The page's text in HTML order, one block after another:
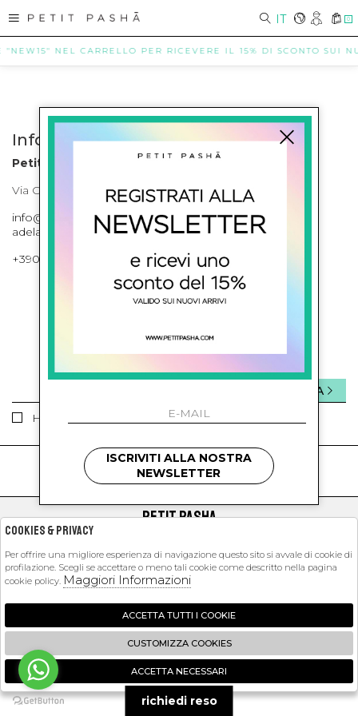
IT 0
"NEW15" NEL CARRELLO PER RICEVERE IL 15% DI SCONTO SUI
Info contatti
Petit Pasha
Via Cilea, 255 Napoli Corso Umberto I 301 Napoli
info@petitpasha.com, petitpasha@hotmail.it,
adelaide.petitpasha@hotmail.com
+39081643421 , +390812351280
ISCRIVITI ALLA NEWSLETTER
Ho letto ed accettato le condizioni sulla privacy.
INVIA
kids
PETIT PASHA
EXTRA
2026 Petit Pasha - P.iva : 09423341214 Powered by
Zucchetti
🍪
ISCRIVITI ALLA NOSTRA
NEWSLETTER
richiedi reso
Cookies & Privacy
Per offrire una migliore esperienza di navigazione questo sito si avvale di cookie di
profilazione. Scegli se accettare o meno tali cookie come descritto nella pagina
cookie policy. Maggiori Informazioni
ACCETTA TUTTI I COOKIE
CUSTOMIZZA COOKIES
ACCETTA NECESSARI